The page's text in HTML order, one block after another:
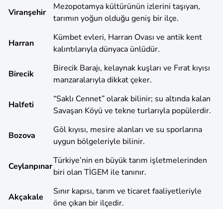
Viranşehir
Mezopotamya kültürünün izlerini taşıyan,
tarımın yoğun olduğu geniş bir ilçe.
Harran
Kümbet evleri, Harran Ovası ve antik kent
kalıntılarıyla dünyaca ünlüdür.
Birecik
Birecik Barajı, kelaynak kuşları ve Fırat kıyısı
manzaralarıyla dikkat çeker.
Halfeti
“Saklı Cennet” olarak bilinir; su altında kalan
Savaşan Köyü ve tekne turlarıyla popülerdir.
Bozova
Göl kıyısı, mesire alanları ve su sporlarına
uygun bölgeleriyle bilinir.
Ceylanpınar
Türkiye’nin en büyük tarım işletmelerinden
biri olan TİGEM ile tanınır.
Akçakale
Sınır kapısı, tarım ve ticaret faaliyetleriyle
öne çıkan bir ilçedir.